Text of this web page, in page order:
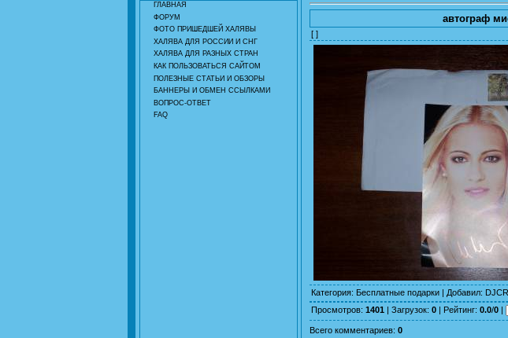
ГЛАВНАЯ
ФОРУМ
ФОТО ПРИШЕДШЕЙ ХАЛЯВЫ
ХАЛЯВА ДЛЯ РОССИИ И СНГ
ХАЛЯВА ДЛЯ РАЗНЫХ СТРАН
КАК ПОЛЬЗОВАТЬСЯ САЙТОМ
ПОЛЕЗНЫЕ СТАТЬИ И ОБЗОРЫ
БАННЕРЫ И ОБМЕН ССЫЛКАМИ
ВОПРОС-ОТВЕТ
FAQ
автограф
[ ]
Категория: Бесплатные подарки | Добавил:
Просмотров: 1401 | Загрузок: 0 | Рейтинг: 0.0/0 |
Всего комментариев: 0